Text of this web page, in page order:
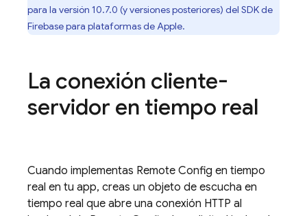
para la versión 10.7.0 (y versiones posteriores) del SDK de
Firebasepara plataformas deApple.
La conexión cliente-
servidor en tiempo real
Cuando implementas Remote Config en tiempo
real en tu app, creas un objeto de escucha en
tiempo real que abre una conexión HTTP al